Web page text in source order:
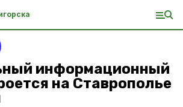
информационный
на Ставрополье